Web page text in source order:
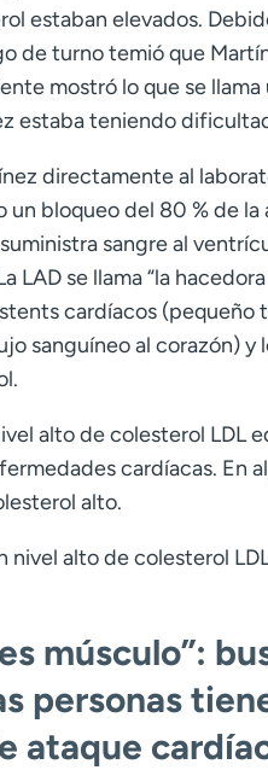
estaban elevados.
de turno temió que
mostró lo que se
estaba teniendo
directamente al
un bloqueo del 80 % de
sangre al
LAD se llama “la
cardíacos (pequeño
sanguíneo al corazón)
alto de colesterol LDL
cardíacas. En
alto.
nivel alto de colesterol
músculo”:
personas
ataque